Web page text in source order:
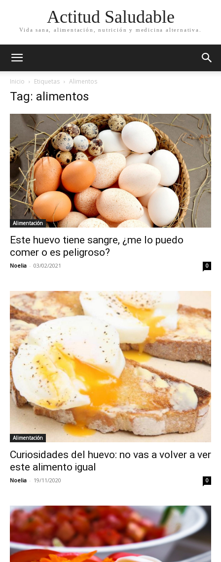
Actitud Saludable
Vida sana, alimentación, nutrición y medicina alternativa.
Inicio Etiquetas Alimentos
Tag: alimentos
Alimentación
Este huevo tiene sangre, ¿me lo puedo
comer o es peligroso?
Noelia - 03/02/2021 0
Alimentación
Curiosidades del huevo: no vas a volver a ver
este alimento igual
Noelia - 19/11/2020 0